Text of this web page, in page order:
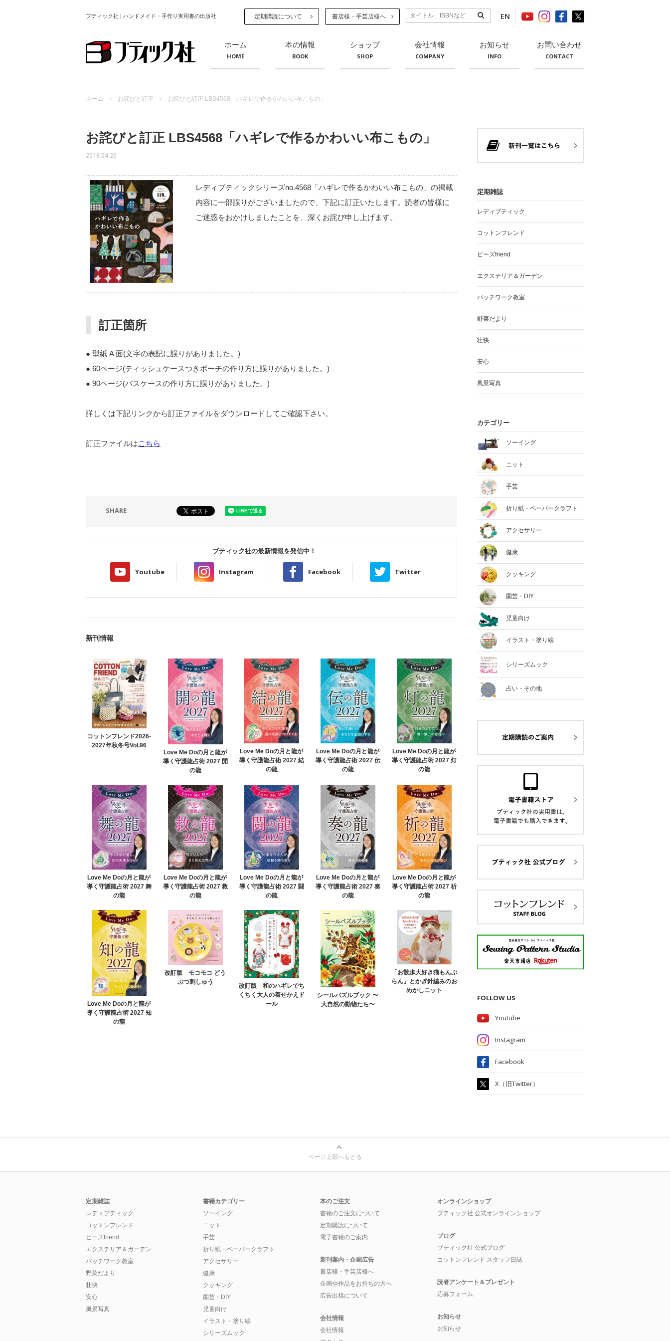
ブティック社 | ハンドメイド・手作り実用書の出版社 定期購読について 書店様・手芸店様へ EN
ホーム
HOME
本の情報
BOOK
ショップ
SHOP
会社情報
COMPANY
お知らせ
INFO
お問い合わせ
CONTACT
ホーム お詫びと訂正 お詫びと訂正 LBS4568「ハギレで作るかわいい布こもの」
お詫びと訂正 LBS4568「ハギレで作るかわいい布こもの」
2018.04.20
レディブティックシリーズno.4568「ハギレで作るかわいい布こもの」の掲載
内容に一部誤りがございましたので、下記に訂正いたします。読者の皆様に
ご迷惑をおかけしましたことを、深くお詫び申し上げます。
訂正箇所
● 型紙 A 面(文字の表記に誤りがありました。)
● 60ページ(ティッシュケースつきポーチの作り方に誤りがありました。)
● 90ページ(パスケースの作り方に誤りがありました。)
詳しくは下記リンクから訂正ファイルをダウンロードしてご確認下さい。
訂正ファイルはこちら
SHARE
ブティック社の最新情報を発信中！
Youtube Instagram Facebook Twitter
新刊情報
コットンフレンド2026-
2027年秋冬号Vol.96
Love Me Doの月と龍が
導く守護龍占術 2027 開
の龍
Love Me Doの月と龍が
導く守護龍占術 2027 結
の龍
Love Me Doの月と龍が
導く守護龍占術 2027 伝
の龍
Love Me Doの月と龍が
導く守護龍占術 2027 灯
の龍
Love Me Doの月と龍が
導く守護龍占術 2027 舞
の龍
Love Me Doの月と龍が
導く守護龍占術 2027 救
の龍
Love Me Doの月と龍が
導く守護龍占術 2027 闘
の龍
Love Me Doの月と龍が
導く守護龍占術 2027 奏
の龍
Love Me Doの月と龍が
導く守護龍占術 2027 祈
の龍
Love Me Doの月と龍が
導く守護龍占術 2027 知
の龍
改訂版 モコモコ どう
ぶつ刺しゅう
改訂版 和のハギレでち
くちく大人の着せかえド
ール
シールパズルブック 〜
大自然の動物たち〜
「お散歩大好き猫もんぶ
らん」とかぎ針編みのお
めかしニット
定期雑誌
レディブティック
コットンフレンド
ビーズfriend
エクステリア＆ガーデン
パッチワーク教室
野菜だより
壮快
安心
風景写真
カテゴリー
ソーイング
ニット
手芸
折り紙・ペーパークラフト
アクセサリー
健康
クッキング
園芸・DIY
児童向け
イラスト・塗り絵
シリーズムック
占い・その他
FOLLOW US
Youtube
Instagram
Facebook
X（旧Twitter）
ページ上部へもどる
定期雑誌
レディブティック
コットンフレンド
ビーズfriend
エクステリア＆ガーデン
パッチワーク教室
野菜だより
壮快
安心
風景写真
書籍カテゴリー
ソーイング
ニット
手芸
折り紙・ペーパークラフト
アクセサリー
健康
クッキング
園芸・DIY
児童向け
イラスト・塗り絵
シリーズムック
本のご注文
書籍のご注文について
定期購読について
電子書籍のご案内
新刊案内・企画広告
書店様・手芸店様へ
企画や作品をお持ちの方へ
広告出稿について
会社情報
会社情報
オンラインショップ
ブティック社 公式オンラインショップ
ブログ
ブティック社 公式ブログ
コットンフレンド スタッフ日誌
読者アンケート＆プレゼント
応募フォーム
お知らせ
お知らせ